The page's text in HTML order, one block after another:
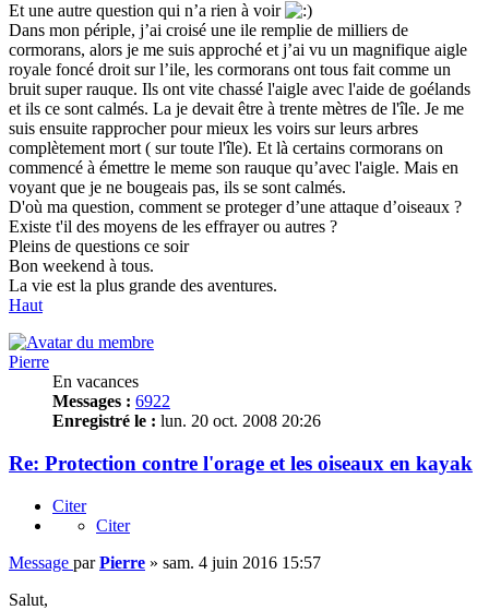
Et une autre question qui n’a rien à voir
Dans mon périple, j’ai croisé une ile remplie de milliers de
cormorans, alors je me suis approché et j’ai vu un magnifique aigle
royale foncé droit sur l’ile, les cormorans ont tous fait comme un
bruit super rauque. Ils ont vite chassé l'aigle avec l'aide de goélands
et ils ce sont calmés. La je devait être à trente mètres de l'île. Je me
suis ensuite rapprocher pour mieux les voirs sur leurs arbres
complètement mort ( sur toute l'île). Et là certains cormorans on
commencé à émettre le meme son rauque qu’avec l'aigle. Mais en
voyant que je ne bougeais pas, ils se sont calmés.
D'où ma question, comment se proteger d’une attaque d’oiseaux ?
Existe t'il des moyens de les effrayer ou autres ?
Pleins de questions ce soir
Bon weekend à tous.
La vie est la plus grande des aventures.
Haut
Pierre
En vacances
Messages : 6922
Enregistré le : lun. 20 oct. 2008 20:26
Re: Protection contre l'orage et les oiseaux en kayak
Citer
Citer
Message parPierre » sam. 4 juin 2016 15:57
Salut,